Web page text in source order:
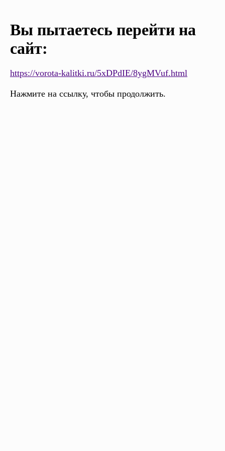
Вы пытаетесь перейти на
сайт:
https://vorota-kalitki.ru/5xDPdIE/8ygMVuf.html
Нажмите на ссылку, чтобы продолжить.